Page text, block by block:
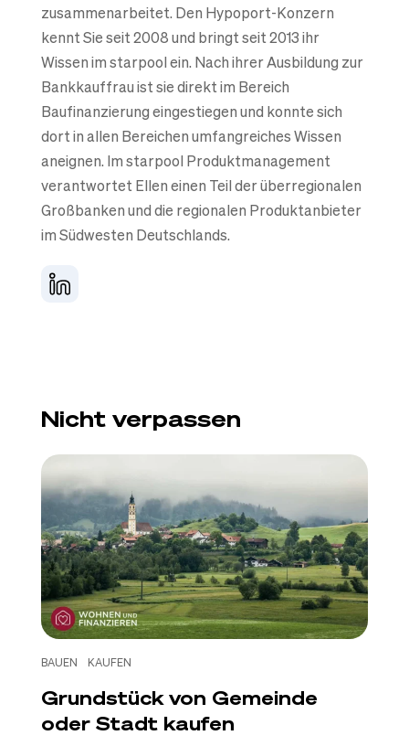
zusammenarbeitet. Den Hypoport-Konzern
kennt Sie seit 2008 und bringt seit 2013 ihr
Wissen im starpool ein. Nach ihrer Ausbildung zur
Bankkauffrau ist sie direkt im Bereich
Baufinanzierung eingestiegen und konnte sich
dort in allen Bereichen umfangreiches Wissen
aneignen. Im starpool Produktmanagement
verantwortet Ellen einen Teil der überregionalen
Großbanken und die regionalen Produktanbieter
im Südwesten Deutschlands.
Nicht verpassen
BAUEN KAUFEN
Grundstück von Gemeinde
oder Stadt kaufen